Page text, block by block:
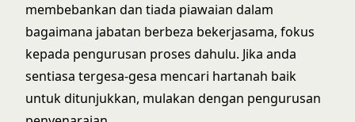
membebankan dan tiada piawaian dalam
bagaimana jabatan berbeza bekerjasama, fokus
kepada pengurusan proses dahulu. Jika anda
sentiasa tergesa-gesa mencari hartanah baik
untuk ditunjukkan, mulakan dengan pengurusan